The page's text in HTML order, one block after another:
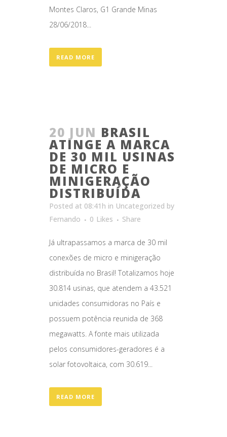
Montes Claros, G1 Grande Minas
28/06/2018...
READ MORE
20 JUN BRASIL
ATINGE A MARCA
DE 30 MIL USINAS
DE MICRO E
MINIGERAÇÃO
DISTRIBUÍDA
Posted at 08:41h in Uncategorized by
Fernando
0 Likes Share
Já ultrapassamos a marca de 30 mil
conexões de micro e minigeração
distribuída no Brasil! Totalizamos hoje
30.814 usinas, que atendem a 43.521
unidades consumidoras no País e
possuem potência reunida de 368
megawatts. A fonte mais utilizada
pelos consumidores-geradores é a
solar fotovoltaica, com 30.619...
READ MORE